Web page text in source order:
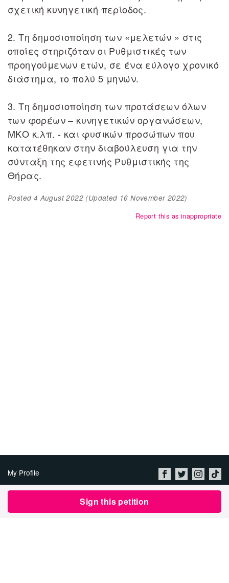
Sign this petition
σχετική κυνηγετική περίοδος.
2. Τη δημοσιοποίηση των «μελετών » στις
οποίες στηριζόταν οι Ρυθμιστικές των
προηγούμενων ετών, σε ένα εύλογο χρονικό
διάστημα, το πολύ 5 μηνών.
3. Τη δημοσιοποίηση των προτάσεων όλων
των φορέων – κυνηγετικών οργανώσεων,
ΜΚΟ κ.λπ. - και φυσικών προσώπων που
κατατέθηκαν στην διαβούλευση για την
σύνταξη της εφετινής Ρυθμιστικής της
Θήρας.
Posted 4 August 2022 (Updated 16 November 2022)
Report this as inappropriate
My Profile
About Us
Privacy Policy & Terms of